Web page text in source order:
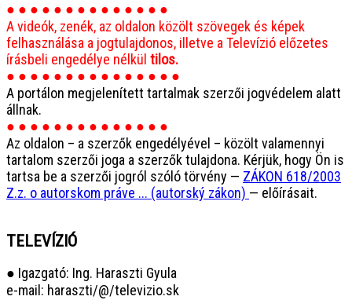
● ● ● ● ● ● ● ● ● ● ● ● ● ●
A videók, zenék, az oldalon közölt szövegek és képek
felhasználása a jogtulajdonos, illetve a Televízió előzetes
írásbeli engedélye nélkül tilos.
● ● ● ● ● ● ● ● ● ● ● ● ● ● ●
A portálon megjelenített tartalmak szerzői jogvédelem alatt
állnak.
● ● ● ● ● ● ● ● ● ● ● ● ● ●
Az oldalon – a szerzők engedélyével – közölt valamennyi
tartalom szerzői joga a szerzők tulajdona. Kérjük, hogy Ön is
tartsa be a szerzői jogról szóló törvény — ZÁKON 618/2003
Z.z. o autorskom práve ... (autorský zákon) — előírásait.
TELEVÍZIÓ
● Igazgató: Ing. Haraszti Gyula
e-mail: haraszti/@/televizio.sk